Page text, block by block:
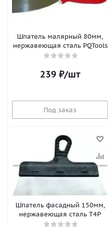
Шпатель малярный 80мм,
нержавеющая сталь PQTools
239 ₽/шт
Под заказ
Шпатель фасадный 150мм,
нержавеющая сталь T4P